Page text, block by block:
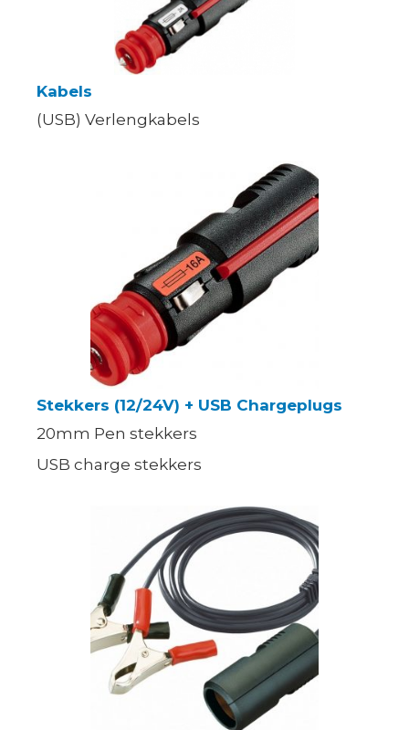
Kabels
(USB) Verlengkabels
Stekkers (12/24V) + USB Chargeplugs
20mm Pen stekkers
USB charge stekkers